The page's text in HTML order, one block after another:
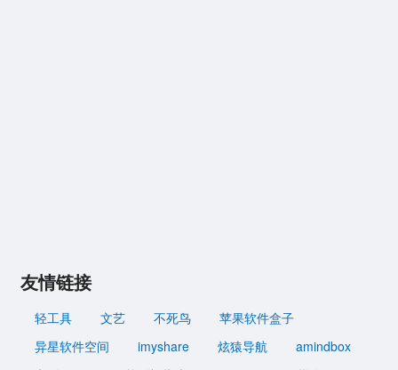
友情链接
轻工具 文艺 不死鸟
苹果软件盒子
异星软件空间
imyshare 炫猿导航
amindbox